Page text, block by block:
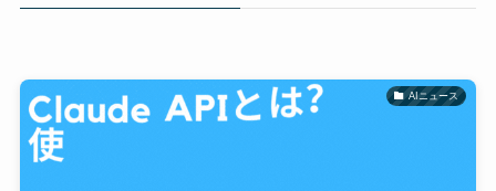
AIニュース